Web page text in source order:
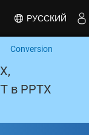
РУССКИЙ
Conversion
в PPTX